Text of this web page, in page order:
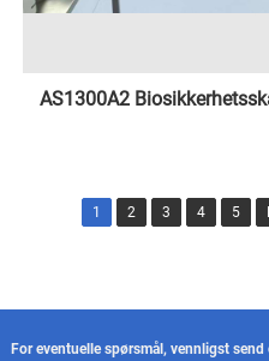
AS1300A2
1 2 3 4 5
For eventuelle spørsmål, vennligst send